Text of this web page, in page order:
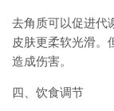
去角质可以促进代
皮肤更柔软光滑。
造成伤害。
四、饮食调节